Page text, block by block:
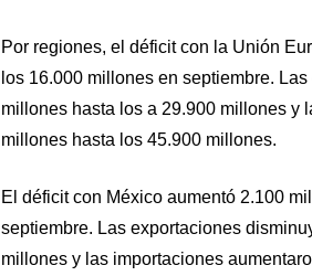
Por regiones, el déficit con la Unión
los 16.000 millones en septiembre.
millones hasta los a 29.900 millones y
millones hasta los 45.900 millones.
El déficit con México aumentó 2.100
septiembre. Las exportaciones
millones y las importaciones